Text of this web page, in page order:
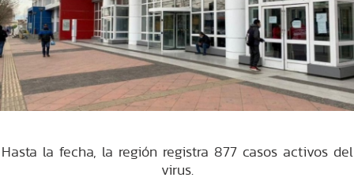
Hasta la fecha, la región registra 877 casos activos del
virus.